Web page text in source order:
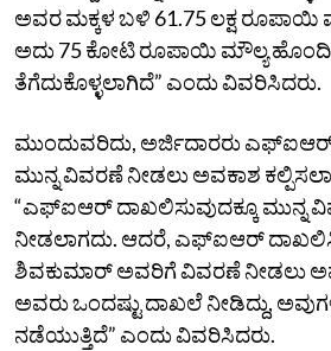
ಅವರ ಮಕ್ಕಳ ಬಳಿ 61.75 ಲಕ್ಷ ರೂಪಾಯಿ
ಅದು 75 ಕೋಟಿ ರೂಪಾಯಿ ಮೌಲ್ಯ
ತೆಗೆದುಕೊಳ್ಳಲಾಗಿದೆ” ಎಂದು ವಿವರಿಸಿದರು.
ಮುಂದುವರಿದು, ಅರ್ಜಿದಾರರು ಎಫ್‌ಐಆರ್‌
ಮುನ್ನ ವಿವರಣೆ ನೀಡಲು ಅವಕಾಶ
“ಎಫ್‌ಐಆರ್‌ ದಾಖಲಿಸುವುದಕ್ಕೂ ಮುನ್ನ
ನೀಡಲಾಗದು. ಆದರೆ, ಎಫ್‌ಐಆರ್‌
ಶಿವಕುಮಾರ್‌ ಅವರಿಗೆ ವಿವರಣೆ ನೀಡಲು
ಅವರು ಒಂದಷ್ಟು ದಾಖಲೆ ನೀಡಿದ್ದು,
ನಡೆಯುತ್ತಿದೆ” ಎಂದು ವಿವರಿಸಿದರು.